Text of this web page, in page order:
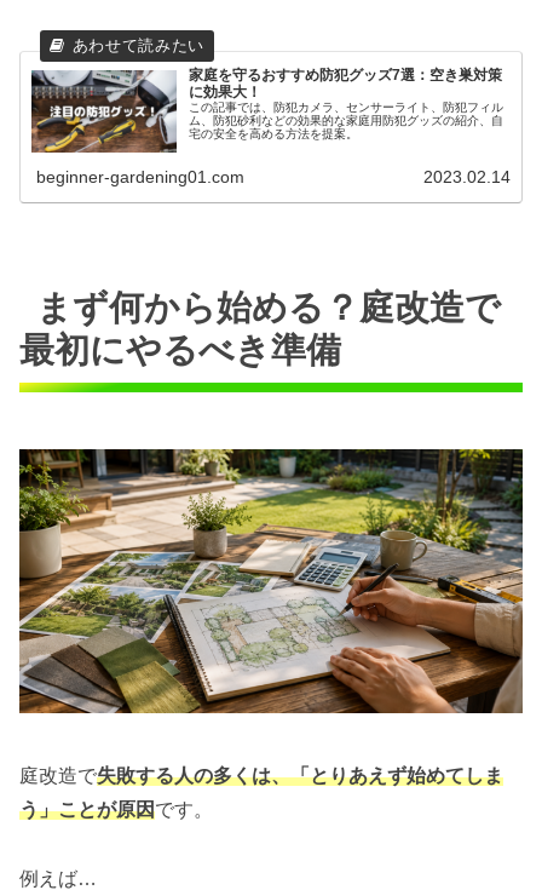
家庭を守るおすすめ防犯グッズ7選：空き巣対策
に効果大！
この記事では、防犯カメラ、センサーライト、防犯フィル
ム、防犯砂利などの効果的な家庭用防犯グッズの紹介、自
宅の安全を高める方法を提案。
beginner-gardening01.com 2023.02.14
まず何から始める？庭改造で
最初にやるべき準備
庭改造で失敗する人の多くは、「とりあえず始めてしま
う」ことが原因です。
例えば…